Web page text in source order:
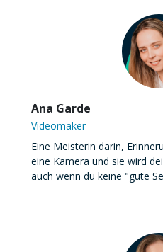
Ana Garde
Videomaker
Eine Meisterin darin,
eine Kamera und sie wird
auch wenn du keine "gute